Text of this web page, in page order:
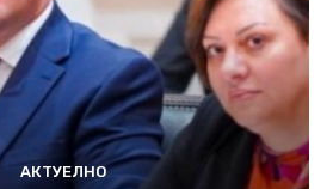
АКТУЕЛНО